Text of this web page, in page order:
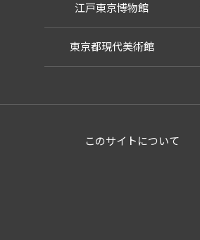
江戸東京博物館
東京都現代美術館
このサイトについて